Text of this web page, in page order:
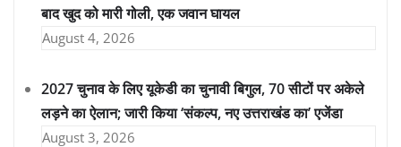
बाद खुद को मारी गोली, एक जवान घायल
August 4, 2026
2027 चुनाव के लिए यूकेडी का चुनावी बिगुल, 70 सीटों पर अकेले
लड़ने का ऐलान; जारी किया ‘संकल्प, नए उत्तराखंड का’ एजेंडा
August 3, 2026